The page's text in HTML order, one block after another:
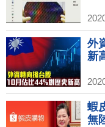
外
新
蝦
無